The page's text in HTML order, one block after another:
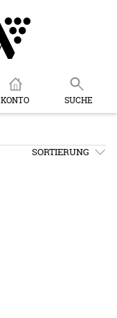
KONTO SUCHE
SORTIERUNG